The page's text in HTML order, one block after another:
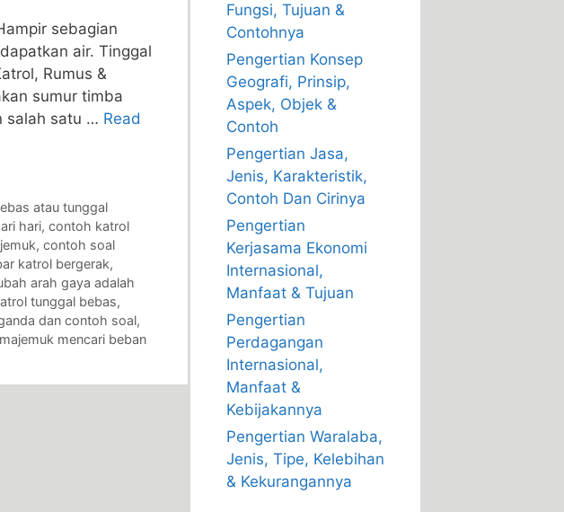
sebagian
air. Tinggal
Rumus &
sumur timba
salah satu … Read
atau tunggal
hari, contoh katrol
, contoh soal
katrol bergerak,
arah gaya adalah
tunggal bebas,
dan contoh soal,
mencari beban
Fungsi, Tujuan &
Contohnya
Pengertian Konsep
Geografi, Prinsip,
Aspek, Objek &
Contoh
Pengertian Jasa,
Jenis, Karakteristik,
Contoh Dan Cirinya
Pengertian
Kerjasama Ekonomi
Internasional,
Manfaat & Tujuan
Pengertian
Perdagangan
Internasional,
Manfaat &
Kebijakannya
Pengertian Waralaba,
Jenis, Tipe, Kelebihan
& Kekurangannya